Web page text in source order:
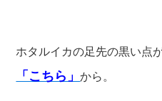
ホタルイカの足先の黒い点
「こちら」から。